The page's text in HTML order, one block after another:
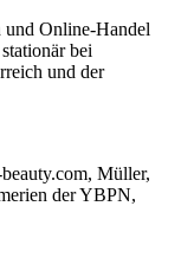
und Online-Handel
bei
und der
Müller,
der YBPN,